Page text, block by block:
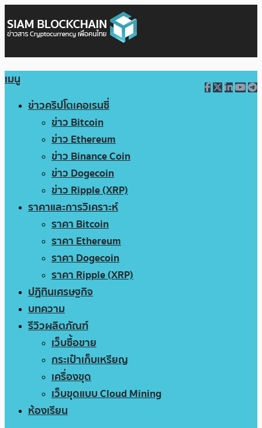
เมนู
ข่าวคริปโตเคอเรนซี่
ข่าว Bitcoin
ข่าว Ethereum
ข่าว Binance Coin
ข่าว Dogecoin
ข่าว Ripple (XRP)
ราคาและการวิเคราะห์
ราคา Bitcoin
ราคา Ethereum
ราคา Dogecoin
ราคา Ripple (XRP)
ปฏิทินเศรษฐกิจ
บทความ
รีวิวผลิตภัณฑ์
เว็บซื้อขาย
กระเป๋าเก็บเหรียญ
เครื่องขุด
เว็บขุดแบบ Cloud Mining
ห้องเรียน